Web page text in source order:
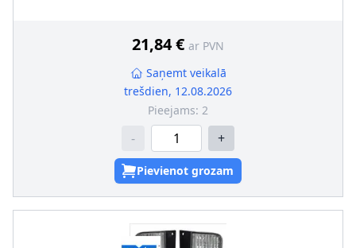
21,84 € ar PVN
Saņemt veikalā
trešdien, 12.08.2026
Pieejams: 2
- +
Pievienot grozam